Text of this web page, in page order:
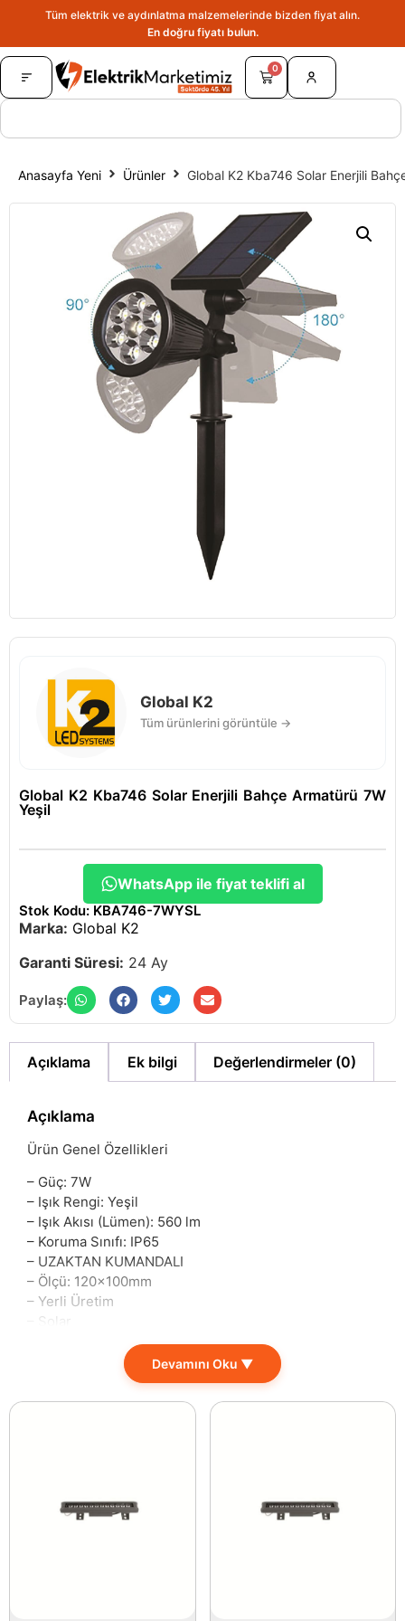
Tüm elektrik ve aydınlatma malzemelerinde bizden fiyat alın.
En doğru fiyatı bulun.
0
Anasayfa Yeni Ürünler Global K2 Kba746 Solar Enerjili
Global K2
Tüm ürünlerini görüntüle →
Global K2 Kba746 Solar Enerjili Bahçe Armatürü 7W
Yeşil
WhatsApp ile fiyat teklifi al
Stok Kodu: KBA746-7WYSL
Marka: Global K2
Garanti Süresi: 24 Ay
Paylaş:
Açıklama Ek bilgi Değerlendirmeler (0)
Açıklama
Ürün Genel Özellikleri
– Güç: 7W
– Işık Rengi: Yeşil
– Işık Akısı (Lümen): 560 lm
– Koruma Sınıfı: IP65
– UZAKTAN KUMANDALI
– Ölçü: 120x100mm
– Yerli Üretim
– Solar
– Gerilim: 220-240 Volt
– Şarj Süresi 4-6 Saat
– Çalışma Süresi 8-12 Saat
– ABS Plastik
özelliğiyle dikkat çekiyor. Uzaktan kumandası
Devamını Oku ▼